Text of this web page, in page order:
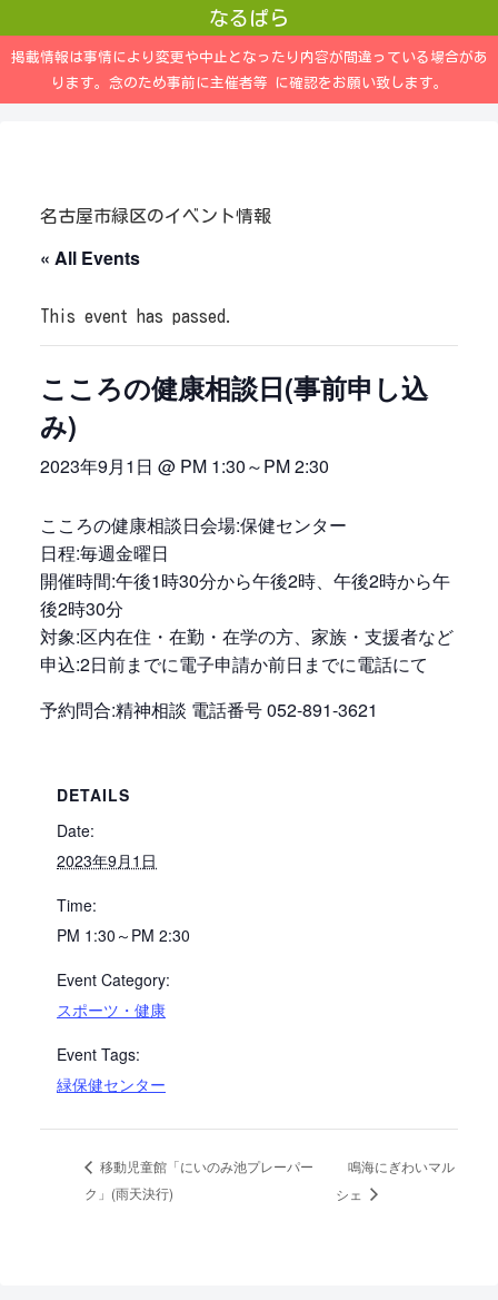
なるぱら
掲載情報は事情により変更や中止となったり内容が間違っている場合があ
ります。念のため事前に主催者等 に確認をお願い致します。
名古屋市緑区のイベント情報
« All Events
This event has passed.
こころの健康相談日(事前申し込
み)
2023年9月1日 @ PM 1:30～PM 2:30
こころの健康相談日会場:保健センター
日程:毎週金曜日
開催時間:午後1時30分から午後2時、午後2時から午
後2時30分
対象:区内在住・在勤・在学の方、家族・支援者など
申込:2日前までに電子申請か前日までに電話にて
予約問合:精神相談 電話番号 052-891-3621
DETAILS
Date:
2023年9月1日
Time:
PM 1:30～PM 2:30
Event Category:
スポーツ・健康
Event Tags:
緑保健センター
移動児童館「にいのみ池プレーパー
ク」(雨天決行)
鳴海にぎわいマル
シェ